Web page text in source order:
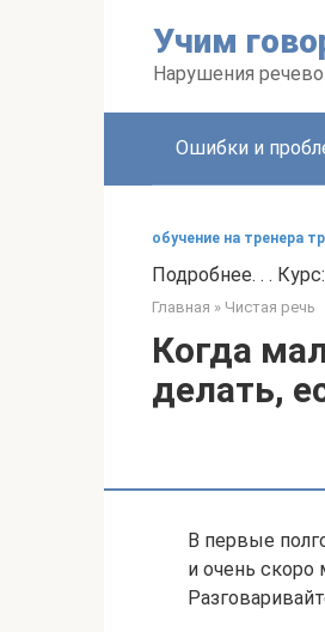
Учим
Нарушения
Ошибки и
обучение на тренера
Подробнее. . .
Главная » Чистая речь
Когда
делать,
В первые
и очень скоро